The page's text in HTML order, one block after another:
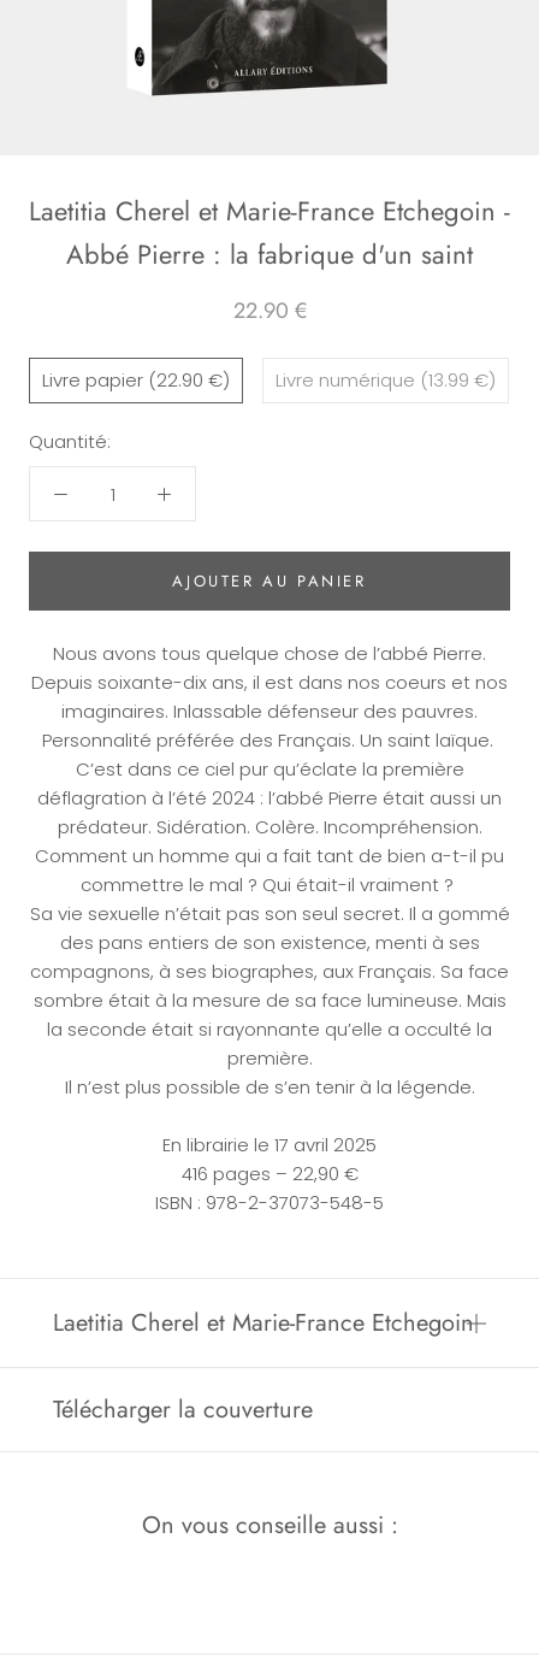
Laetitia Cherel et Marie-France Etchegoin -
Abbé Pierre : la fabrique d'un saint
22.90 €
Livre papier (22.90 €) Livre numérique (13.99 €)
Quantité:
AJOUTER AU PANIER
Nous avons tous quelque chose de l’abbé Pierre.
Depuis soixante-dix ans, il est dans nos coeurs et nos
imaginaires. Inlassable défenseur des pauvres.
Personnalité préférée des Français. Un saint laïque.
C’est dans ce ciel pur qu’éclate la première
déflagration à l’été 2024 : l’abbé Pierre était aussi un
prédateur. Sidération. Colère. Incompréhension.
Comment un homme qui a fait tant de bien a-t-il pu
commettre le mal ? Qui était-il vraiment ?
Sa vie sexuelle n’était pas son seul secret. Il a gommé
des pans entiers de son existence, menti à ses
compagnons, à ses biographes, aux Français. Sa face
sombre était à la mesure de sa face lumineuse. Mais
la seconde était si rayonnante qu’elle a occulté la
première.
Il n’est plus possible de s’en tenir à la légende.
En librairie le 17 avril 2025
416 pages – 22,90 €
ISBN : 978-2-37073-548-5
Laetitia Cherel et Marie-France Etchegoin
Télécharger la couverture
On vous conseille aussi :